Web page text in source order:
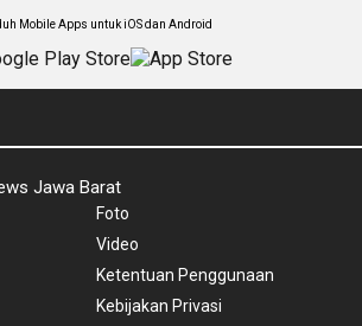
Mobile Apps untuk iOS dan Android
Jawa Barat
Foto
Video
Ketentuan Penggunaan
Kebijakan Privasi